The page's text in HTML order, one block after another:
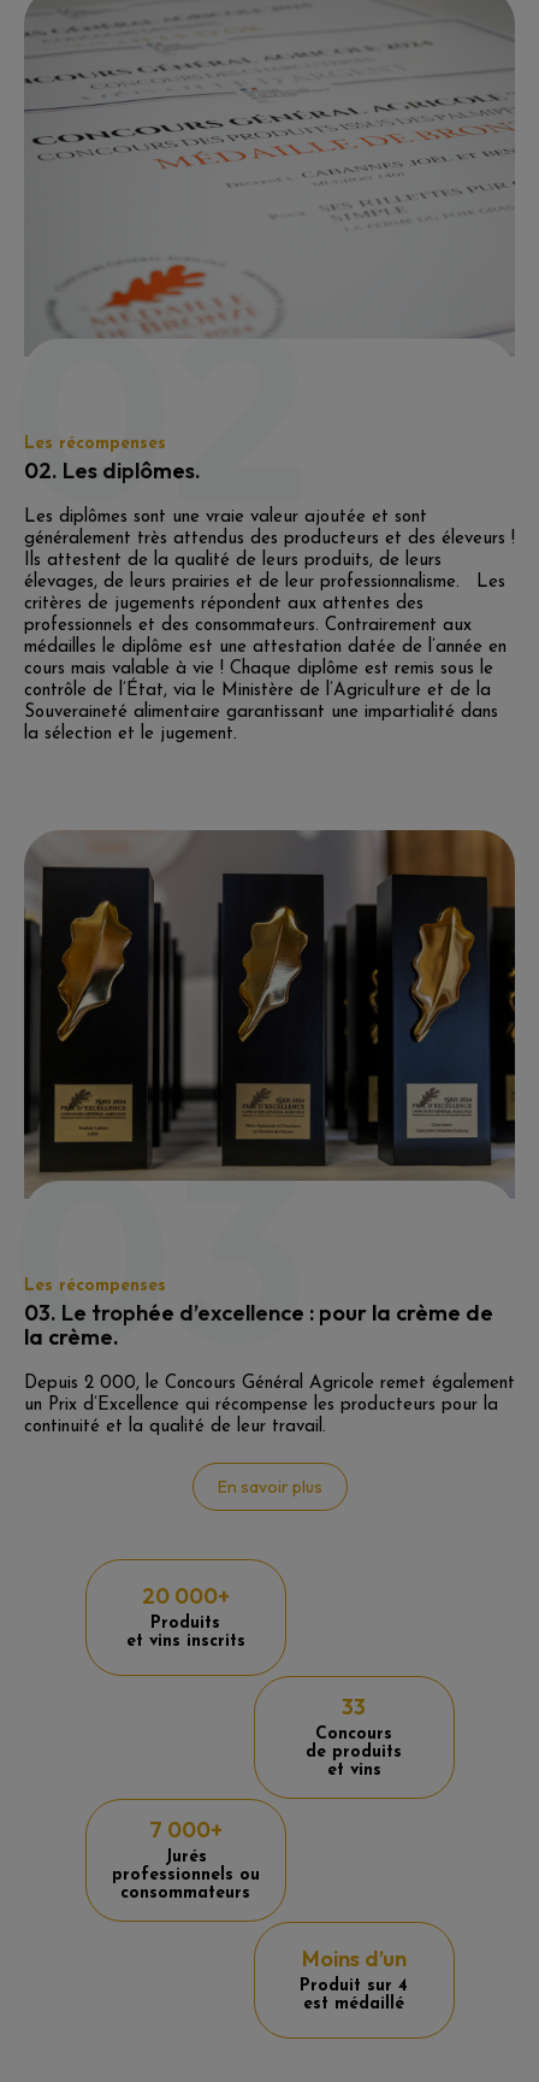
02
Les récompenses
02. Les diplômes.
Les diplômes sont une vraie valeur ajoutée et sont
généralement très attendus des producteurs et des éleveurs !
Ils attestent de la qualité de leurs produits, de leurs
élevages, de leurs prairies et de leur professionnalisme. Les
critères de jugements répondent aux attentes des
professionnels et des consommateurs. Contrairement aux
médailles le diplôme est une attestation datée de l’année en
cours mais valable à vie ! Chaque diplôme est remis sous le
contrôle de l’État, via le Ministère de l’Agriculture et de la
Souveraineté alimentaire garantissant une impartialité dans
la sélection et le jugement.
03
Les récompenses
03. Le trophée d’excellence : pour la crème de
la crème.
Depuis 2 000, le Concours Général Agricole remet également
un Prix d’Excellence qui récompense les producteurs pour la
continuité et la qualité de leur travail.
En savoir plus
20 000+
Produits
et vins inscrits
33
Concours
de produits
et vins
7 000+
Jurés
professionnels ou
consommateurs
Moins d’un
Produit sur 4
est médaillé